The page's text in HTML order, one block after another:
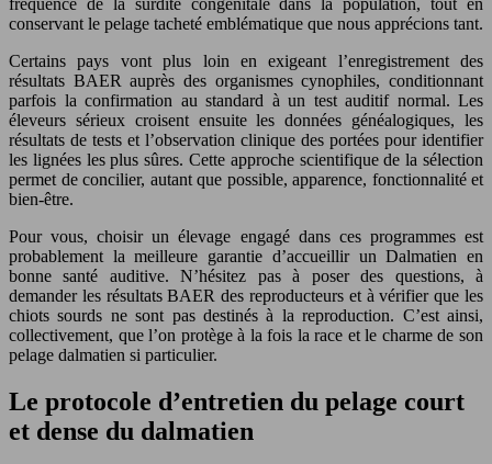
fréquence de la surdité congénitale dans la population, tout en
conservant le pelage tacheté emblématique que nous apprécions tant.
Certains pays vont plus loin en exigeant l’enregistrement des
résultats BAER auprès des organismes cynophiles, conditionnant
parfois la confirmation au standard à un test auditif normal. Les
éleveurs sérieux croisent ensuite les données généalogiques, les
résultats de tests et l’observation clinique des portées pour identifier
les lignées les plus sûres. Cette approche scientifique de la sélection
permet de concilier, autant que possible, apparence, fonctionnalité et
bien-être.
Pour vous, choisir un élevage engagé dans ces programmes est
probablement la meilleure garantie d’accueillir un Dalmatien en
bonne santé auditive. N’hésitez pas à poser des questions, à
demander les résultats BAER des reproducteurs et à vérifier que les
chiots sourds ne sont pas destinés à la reproduction. C’est ainsi,
collectivement, que l’on protège à la fois la race et le charme de son
pelage dalmatien si particulier.
Le protocole d’entretien du pelage court
et dense du dalmatien